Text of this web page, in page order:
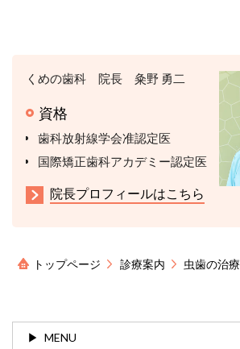
くめの歯科 院長 粂野 勇二
資格
歯科放射線学会准認定医
国際矯正歯科アカデミー認定医
院長プロフィールはこちら
トップページ 診療案内 虫歯の治療
MENU